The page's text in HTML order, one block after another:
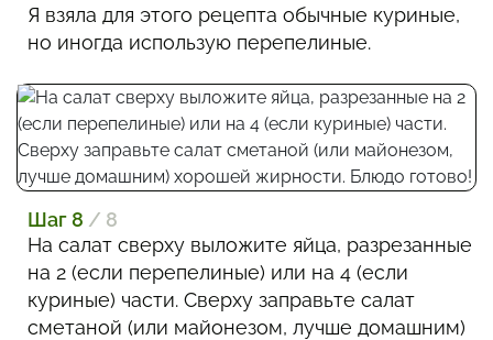
Я взяла для этого рецепта обычные куриные,
но иногда использую перепелиные.
Шаг 8 / 8
На салат сверху выложите яйца, разрезанные
на 2 (если перепелиные) или на 4 (если
куриные) части. Сверху заправьте салат
сметаной (или майонезом, лучше домашним)